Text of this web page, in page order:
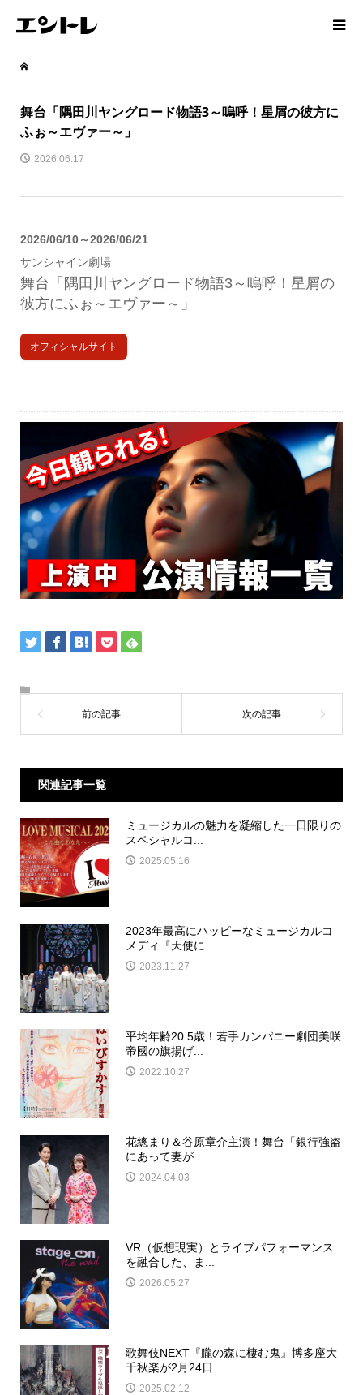
舞台「隅田川ヤングロード物語3～嗚呼！星屑の彼方に
ふぉ～エヴァー～」
2026.06.17
2026/06/10～2026/06/21
サンシャイン劇場
舞台「隅田川ヤングロード物語3～嗚呼！星屑の
彼方にふぉ～エヴァー～」
オフィシャルサイト
関連記事一覧
ミュージカルの魅力を凝縮した一日限りの
スペシャルコ...
2025.05.16
2023年最高にハッピーなミュージカルコ
メディ『天使に...
2023.11.27
平均年齢20.5歳！若手カンパニー劇団美咲
帝國の旗揚げ...
2022.10.27
花總まり＆谷原章介主演！舞台「銀行強盗
にあって妻が...
2024.04.03
VR（仮想現実）とライブパフォーマンス
を融合した、ま...
2026.05.27
歌舞伎NEXT『朧の森に棲む鬼』博多座大
千秋楽が2月24日...
2025.02.12